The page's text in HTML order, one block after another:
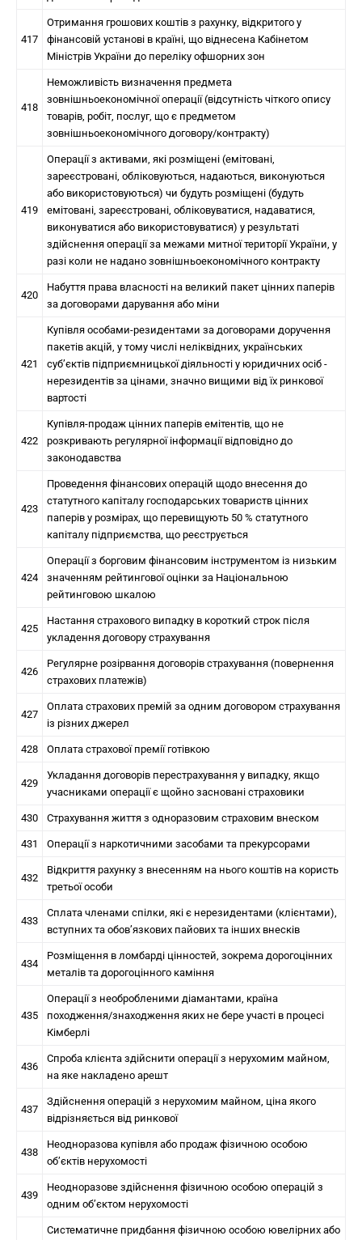
417
Отримання грошових коштів з рахунку, відкритого у
фінансовій установі в країні, що віднесена Кабінетом
Міністрів України до переліку офшорних зон
418
Неможливість визначення предмета
зовнішньоекономічної операції (відсутність чіткого опису
товарів, робіт, послуг, що є предметом
зовнішньоекономічного договору/контракту)
419
Операції з активами, які розміщені (емітовані,
зареєстровані, обліковуються, надаються, виконуються
або використовуються) чи будуть розміщені (будуть
емітовані, зареєстровані, обліковуватися, надаватися,
виконуватися або використовуватися) у результаті
здійснення операції за межами митної території України, у
разі коли не надано зовнішньоекономічного контракту
420
Набуття права власності на великий пакет цінних паперів
за договорами дарування або міни
421
Купівля особами-резидентами за договорами доручення
пакетів акцій, у тому числі неліквідних, українських
суб’єктів підприємницької діяльності у юридичних осіб -
нерезидентів за цінами, значно вищими від їх ринкової
вартості
422
Купівля-продаж цінних паперів емітентів, що не
розкривають регулярної інформації відповідно до
законодавства
423
Проведення фінансових операцій щодо внесення до
статутного капіталу господарських товариств цінних
паперів у розмірах, що перевищують 50 % статутного
капіталу підприємства, що реєструється
424
Операції з борговим фінансовим інструментом із низьким
значенням рейтингової оцінки за Національною
рейтинговою шкалою
425
Настання страхового випадку в короткий строк після
укладення договору страхування
426
Регулярне розірвання договорів страхування (повернення
страхових платежів)
427
Оплата страхових премій за одним договором страхування
із різних джерел
428 Оплата страхової премії готівкою
429
Укладання договорів перестрахування у випадку, якщо
учасниками операції є щойно засновані страховики
430 Страхування життя з одноразовим страховим внеском
431 Операції з наркотичними засобами та прекурсорами
432
Відкриття рахунку з внесенням на нього коштів на користь
третьої особи
433
Сплата членами спілки, які є нерезидентами (клієнтами),
вступних та обов’язкових пайових та інших внесків
434
Розміщення в ломбарді цінностей, зокрема дорогоцінних
металів та дорогоцінного каміння
435
Операції з необробленими діамантами, країна
походження/знаходження яких не бере участі в процесі
Кімберлі
436
Спроба клієнта здійснити операції з нерухомим майном,
на яке накладено арешт
437
Здійснення операцій з нерухомим майном, ціна якого
відрізняється від ринкової
438
Неодноразова купівля або продаж фізичною особою
об’єктів нерухомості
439
Неодноразове здійснення фізичною особою операцій з
одним об’єктом нерухомості
Систематичне придбання фізичною особою ювелірних або